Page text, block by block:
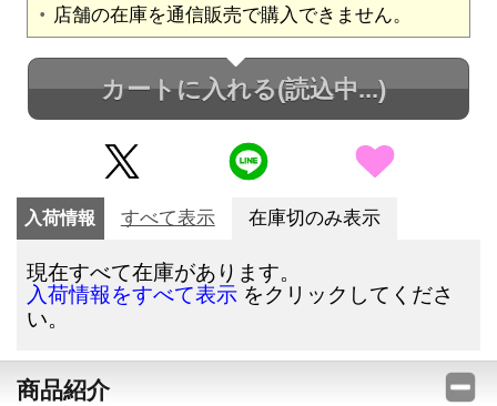
店舗の在庫を通信販売で購入できません。
カートに入れる(読込中...)
入荷情報 すべて表示 在庫切のみ表示
現在すべて在庫があります。
入荷情報をすべて表示 をクリックしてくださ
い。
商品紹介